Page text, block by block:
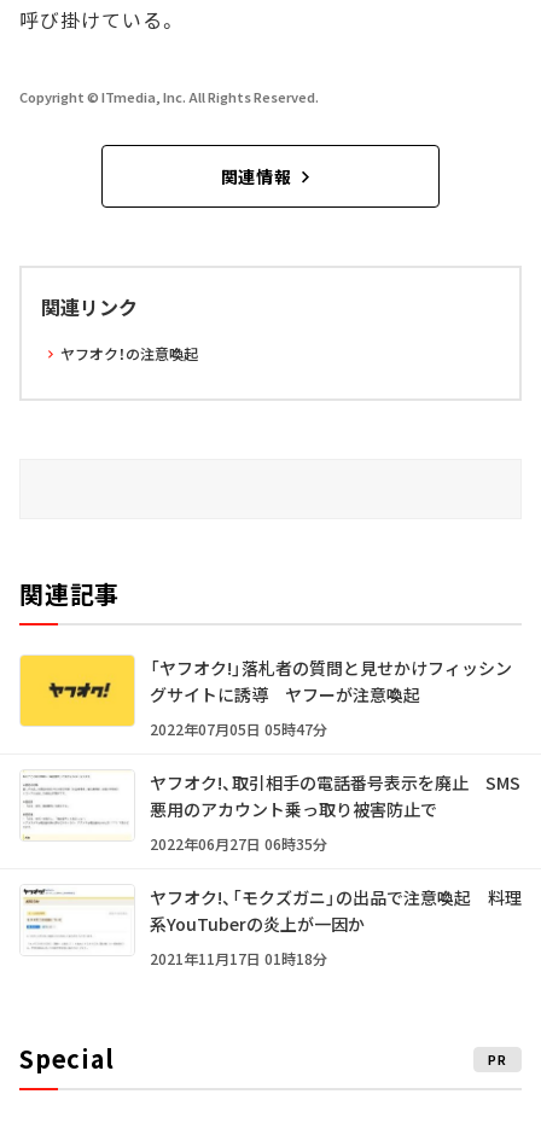
呼び掛けている。
Copyright © ITmedia, Inc. All Rights Reserved.
関連情報
関連リンク
ヤフオク！の注意喚起
関連記事
「ヤフオク!」落札者の質問と見せかけフィッシン
グサイトに誘導 ヤフーが注意喚起
2022年07月05日 05時47分
ヤフオク!、取引相手の電話番号表示を廃止 SMS
悪用のアカウント乗っ取り被害防止で
2022年06月27日 06時35分
ヤフオク!、「モクズガニ」の出品で注意喚起 料理
系YouTuberの炎上が一因か
2021年11月17日 01時18分
Special PR